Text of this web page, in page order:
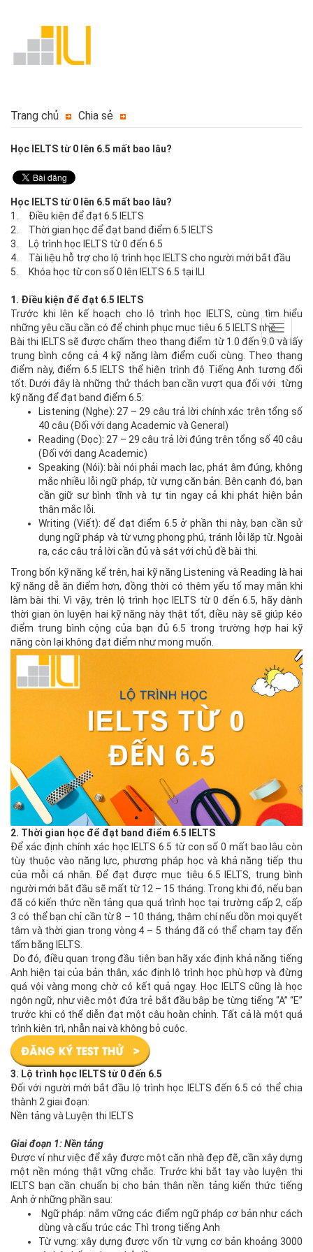
Toggle
Trang chủ Chia sẻ
Học IELTS từ 0 lên 6.5 mất bao lâu?
Học IELTS từ 0 lên 6.5 mất bao lâu?
1. Điều kiện để đạt 6.5 IELTS
2. Thời gian học để đạt band điểm 6.5 IELTS
3. Lộ trình học IELTS từ 0 đến 6.5
4. Tài liệu hỗ trợ cho lộ trình học IELTS cho người mới bắt đầu
5. Khóa học từ con số 0 lên IELTS 6.5 tại ILI
1. Điều kiện để đạt 6.5 IELTS
Trước khi lên kế hoạch cho lộ trình học IELTS, cùng tìm hiểu
những yêu cầu cần có để chinh phục mục tiêu 6.5 IELTS nhé.
Bài thi IELTS sẽ được chấm theo thang điểm từ 1.0 đến 9.0 và lấy
trung bình cộng cả 4 kỹ năng làm điểm cuối cùng. Theo thang
điểm này, điểm 6.5 IELTS thể hiện trình độ Tiếng Anh tương đối
tốt. Dưới đây là những thử thách bạn cần vượt qua đối với từng
kỹ năng để đạt band điểm 6.5:
Listening (Nghe): 27 – 29 câu trả lời chính xác trên tổng số
40 câu (Đối với dạng Academic và General)
Reading (Đọc): 27 – 29 câu trả lời đúng trên tổng số 40 câu
(Đối với dạng Academic)
Speaking (Nói): bài nói phải mạch lạc, phát âm đúng, không
mắc nhiều lỗi ngữ pháp, từ vựng căn bản. Bên cạnh đó, bạn
cần giữ sự bình tĩnh và tự tin ngay cả khi phát hiện bản
thân mắc lỗi.
Writing (Viết): để đạt điểm 6.5 ở phần thi này, bạn cần sử
dụng ngữ pháp và từ vựng phong phú, tránh lỗi lặp từ. Ngoài
ra, các câu trả lời cần đủ và sát với chủ đề bài thi.
Trong bốn kỹ năng kể trên, hai kỹ năng Listening và Reading là hai
kỹ năng dễ ăn điểm hơn, đồng thời có thêm yếu tố may mắn khi
làm bài thi. Vì vậy, trên lộ trình học IELTS từ 0 đến 6.5, hãy dành
thời gian ôn luyện hai kỹ năng này thật tốt, điều này sẽ giúp kéo
điểm trung bình cộng của bạn đủ 6.5 trong trường hợp hai kỹ
năng còn lại không đạt điểm như mong muốn.
2. Thời gian học để đạt band điểm 6.5 IELTS
Để xác định chính xác học IELTS 6.5 từ con số 0 mất bao lâu còn
tùy thuộc vào năng lực, phương pháp học và khả năng tiếp thu
của mỗi cá nhân. Để đạt được mục tiêu 6.5 IELTS, trung bình
người mới bắt đầu sẽ mất từ 12 – 15 tháng. Trong khi đó, nếu bạn
đã có kiến thức nền tảng qua quá trình học tại trường cấp 2, cấp
3 có thể bạn chỉ cần từ 8 – 10 tháng, thậm chí nếu dồn mọi quyết
tâm và thời gian trong vòng 4 – 5 tháng đã có thể chạm tay đến
tấm bằng IELTS.
Do đó, điều quan trọng đầu tiên bạn hãy xác định khả năng tiếng
Anh hiện tại của bản thân, xác định lộ trình học phù hợp và đừng
quá vội vàng mong chờ có kết quả ngay. Học IELTS cũng là học
ngôn ngữ, như việc một đứa trẻ bắt đầu bập bẹ từng tiếng “A” “E”
trước khi có thể diễn đạt một câu hoàn chỉnh. Tất cả là một quá
trình kiên trì, nhẫn nại và không bỏ cuộc.
3. Lộ trình học IELTS từ 0 đến 6.5
Đối với người mới bắt đầu lộ trình học IELTS đến 6.5 có thể chia
thành 2 giai đoạn:
Nền tảng và Luyện thi IELTS
Giai đoạn 1: Nền tảng
Được ví như việc để xây được một căn nhà đẹp đẽ, cần xây dựng
một nền móng thật vững chắc. Trước khi bắt tay vào luyện thi
IELTS bạn cần chuẩn bị cho bản thân nền tảng kiến thức tiếng
Anh ở những phần sau:
Ngữ pháp: nắm vững các điểm ngữ pháp cơ bản như cách
dùng và cấu trúc các Thì trong tiếng Anh
Từ vựng: xây dựng được vốn từ vựng cơ bản khoảng 3000